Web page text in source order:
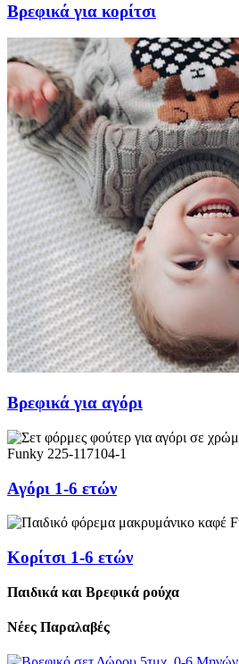
Βρεφικά για κορίτσι
Βρεφικά για αγόρι
Αγόρι 1-6 ετών
Κορίτσι 1-6 ετών
Παιδικά και Βρεφικά ρούχα
Νέες Παραλαβές